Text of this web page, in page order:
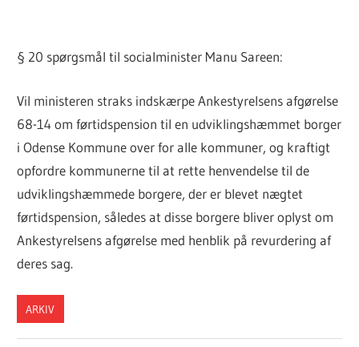
§ 20 spørgsmål til socialminister Manu Sareen:
Vil ministeren straks indskærpe Ankestyrelsens afgørelse
68-14 om førtidspension til en udviklingshæmmet borger
i Odense Kommune over for alle kommuner, og kraftigt
opfordre kommunerne til at rette henvendelse til de
udviklingshæmmede borgere, der er blevet nægtet
førtidspension, således at disse borgere bliver oplyst om
Ankestyrelsens afgørelse med henblik på revurdering af
deres sag.
ARKIV